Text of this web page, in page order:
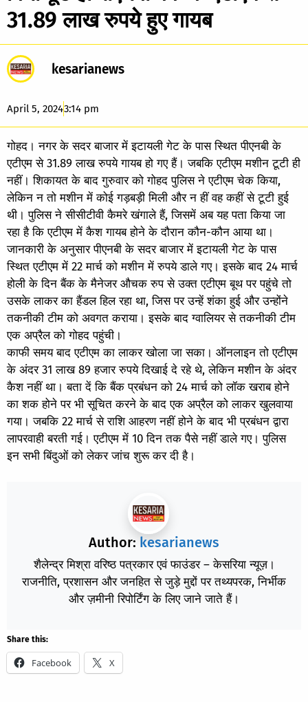
31.89 लाख रुपये हुए गायब
kesarianews
April 5, 20243:14 pm
गोहद। नगर के सदर बाजार में इटायली गेट के पास स्थित पीएनबी के
एटीएम से 31.89 लाख रुपये गायब हो गए हैं। जबकि एटीएम मशीन टूटी ही
नहीं। शिकायत के बाद गुरुवार को गोहद पुलिस ने एटीएम चेक किया,
लेकिन न तो मशीन में कोई गड़बड़ी मिली और न हीं वह कहीं से टूटी हुई
थी। पुलिस ने सीसीटीवी कैमरे खंगाले हैं, जिसमें अब यह पता किया जा
रहा है कि एटीएम में कैश गायब होने के दौरान कौन-कौन आया था।
जानकारी के अनुसार पीएनबी के सदर बाजार में इटायली गेट के पास
स्थित एटीएम में 22 मार्च को मशीन में रुपये डाले गए। इसके बाद 24 मार्च
होली के दिन बैंक के मैनेजर औचक रुप से उक्त एटीएम बूथ पर पहुंचे तो
उसके लाकर का हैंडल हिल रहा था, जिस पर उन्हें शंका हुई और उन्होंने
तकनीकी टीम को अवगत कराया। इसके बाद ग्वालियर से तकनीकी टीम
एक अप्रैल को गोहद पहुंची।
काफी समय बाद एटीएम का लाकर खोला जा सका। ऑनलाइन तो एटीएम
के अंदर 31 लाख 89 हजार रुपये दिखाई दे रहे थे, लेकिन मशीन के अंदर
कैश नहीं था। बता दें कि बैंक प्रबंधन को 24 मार्च को लॉक खराब होने
का शक होने पर भी सूचित करने के बाद एक अप्रैल को लाकर खुलवाया
गया। जबकि 22 मार्च से राशि आहरण नहीं होने के बाद भी प्रबंधन द्वारा
लापरवाही बरती गई। एटीएम में 10 दिन तक पैसे नहीं डाले गए। पुलिस
इन सभी बिंदुओं को लेकर जांच शुरू कर दी है।
Author: kesarianews
शैलेन्द्र मिश्रा वरिष्ठ पत्रकार एवं फाउंडर – केसरिया न्यूज़।
राजनीति, प्रशासन और जनहित से जुड़े मुद्दों पर तथ्यपरक, निर्भीक
और ज़मीनी रिपोर्टिंग के लिए जाने जाते हैं।
Share this:
Facebook X